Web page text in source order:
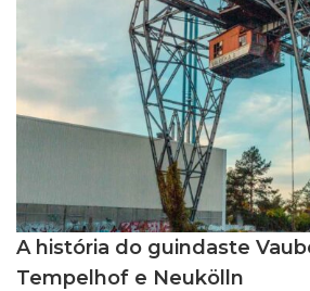
A história do guindaste
Tempelhof e Neukölln